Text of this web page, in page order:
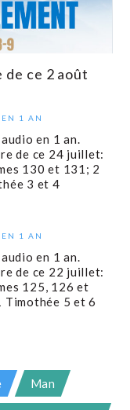
de ce 2 août
1 AN
en 1 an.
de ce 24 juillet:
130 et 131; 2
3 et 4
1 AN
en 1 an.
de ce 22 juillet:
125, 126 et
Timothée 5 et 6
Man